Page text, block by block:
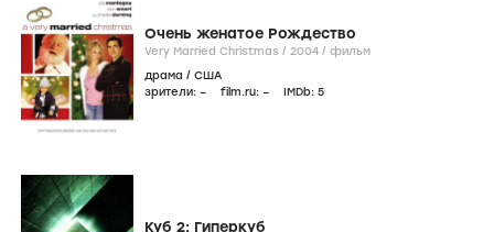
Очень женатое Рождество
Very Married Christmas / 2004 / фильм
драма / США
зрители: – film.ru: – IMDb: 5
Куб 2: Гиперкуб